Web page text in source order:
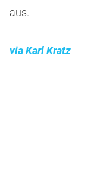
aus.
via Karl Kratz